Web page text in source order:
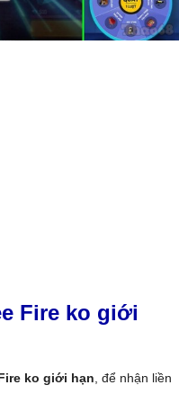
Fire ko giới
ko giới hạn , để nhận liền